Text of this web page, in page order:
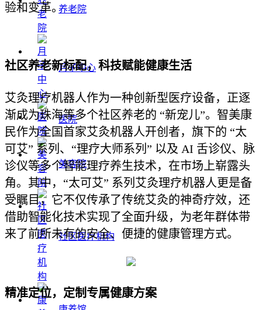
养老院
月子中心
医院
美容院
社区医疗机构
验和变革。
社区养老新标配，科技赋能健康生活
艾灸理疗机器人作为一种创新型医疗设备，正逐
渐成为珠海等多个社区养老的 “新宠儿”。智美康
民作为全国首家艾灸机器人开创者，旗下的 “太
可艾” 系列、“理疗大师系列” 以及 AI 舌诊仪、脉
诊仪等多个智能理疗养生技术，在市场上崭露头
角。其中，“太可艾” 系列艾灸理疗机器人更是备
受瞩目，它不仅传承了传统艾灸的神奇疗效，还
借助智能化技术实现了全面升级，为老年群体带
来了前所未有的安全、便捷的健康管理方式。
精准定位，定制专属健康方案